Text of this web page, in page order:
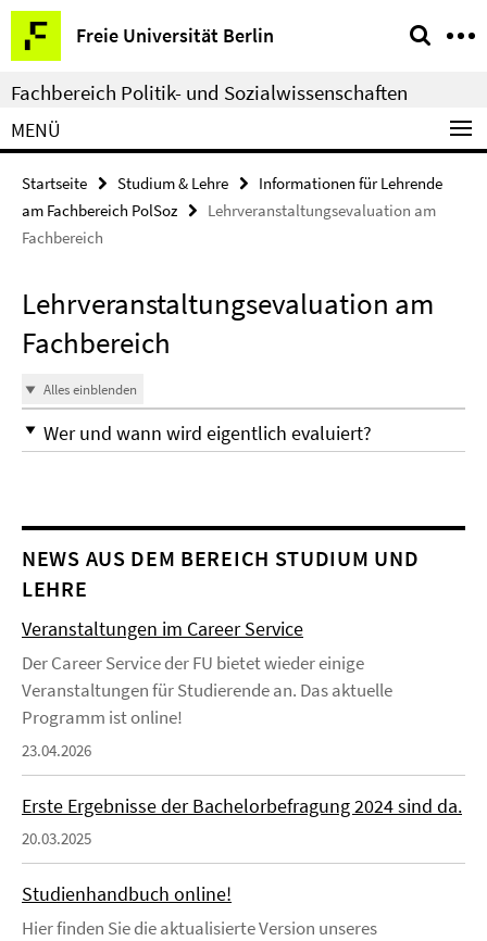
Springe
direkt
zu
Inhalt
Freie Universität Berlin
Service-
Navigation
Fachbereich Politik- und Sozialwissenschaften
MENÜ
Startseite Studium & Lehre
Informationen für Lehrende
am Fachbereich PolSoz
Lehrveranstaltungsevaluation am
Fachbereich
Lehrveranstaltungsevaluation am
Fachbereich
Alles einblenden
Wer und wann wird eigentlich evaluiert?
NEWS AUS DEM BEREICH STUDIUM UND
LEHRE
Veranstaltungen im Career Service
Der Career Service der FU bietet wieder einige
Veranstaltungen für Studierende an. Das aktuelle
Programm ist online!
23.04.2026
Erste Ergebnisse der Bachelorbefragung 2024 sind da.
20.03.2025
Studienhandbuch online!
Hier finden Sie die aktualisierte Version unseres